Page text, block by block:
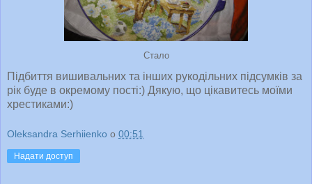
Стало
Підбиття вишивальних та інших рукодільних підсумків за
рік буде в окремому пості:) Дякую, що цікавитесь моїми
хрестиками:)
Oleksandra Serhiienko о 00:51
Надати доступ